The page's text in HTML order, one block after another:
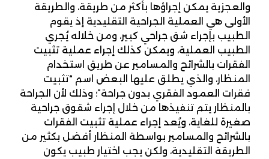
والعجزية يمكن إجراؤها بأكثر من طريقة، والطريقة
الأولى هي العملية الجراحية التقليدية إذ يقوم
الطبيب بإجراء شق جراحي كبير، ومن خلاله يُجري
الطبيب العملية، ويمكن كذلك إجراء عملية تثبيت
الفقرات بالشرائح والمسامير عن طريق استخدام
المنظار، والذي يطلق عليها البعض اسم “تثبيت
فقرات العمود الفقري بدون جراحة”؛ وذلك لأن الجراحة
بالمنظار يتم تنفيذها من خلال إجراء شقوق جراحية
صغيرة للغاية، ويُعد إجراء عملية تثبيت الفقرات
بالشرائح والمسامير بواسطة المنظار أفضل بكثير من
الطريقة التقليدية، ولكن يجب اختيار طبيب يكون